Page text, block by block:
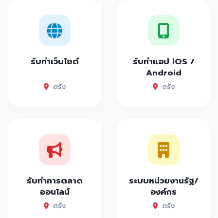
รับทำเว็บไซต์
ตรัง
รับทำแอป iOS /
Android
ตรัง
รับทำการตลาด
ออนไลน์
ตรัง
ระบบหน่วยงานรัฐ/
องค์กร
ตรัง